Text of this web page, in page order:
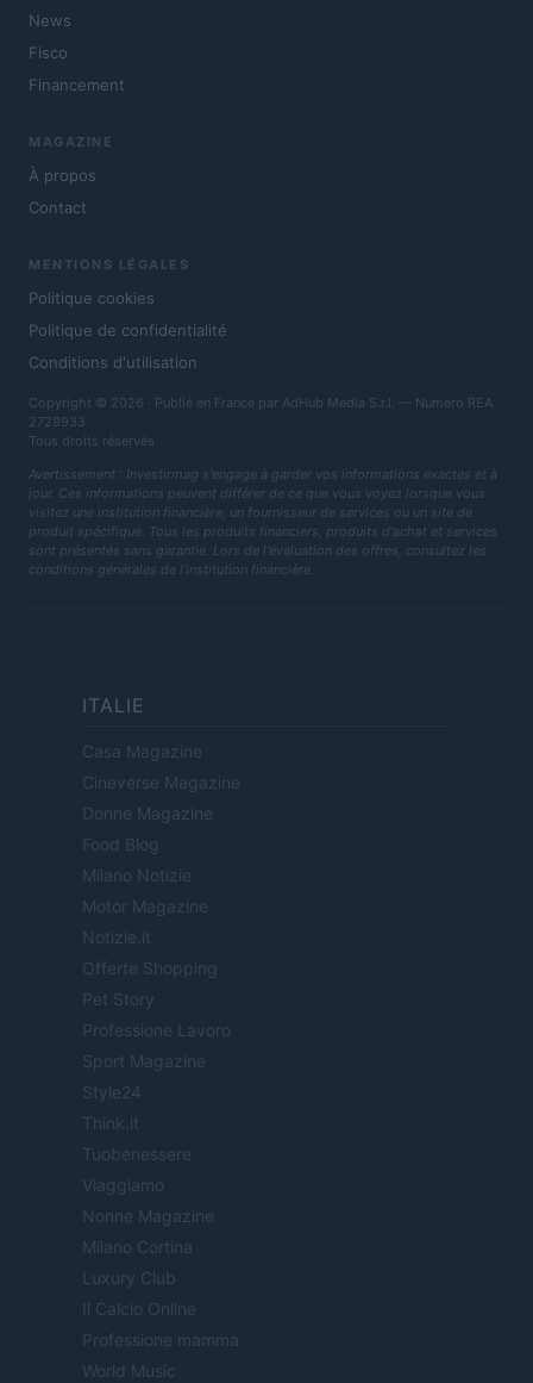
News
Fisco
Financement
MAGAZINE
À propos
Contact
MENTIONS LÉGALES
Politique cookies
Politique de confidentialité
Conditions d'utilisation
Copyright © 2026 · Publié en France par AdHub Media S.r.l. — Numero REA
2729933
Tous droits réservés
Avertissement : Investirmag s'engage à garder vos informations exactes et à
jour. Ces informations peuvent différer de ce que vous voyez lorsque vous
visitez une institution financière, un fournisseur de services ou un site de
produit spécifique. Tous les produits financiers, produits d'achat et services
sont présentés sans garantie. Lors de l'évaluation des offres, consultez les
conditions générales de l'institution financière.
ITALIE
Casa Magazine
Cineverse Magazine
Donne Magazine
Food Blog
Milano Notizie
Motor Magazine
Notizie.it
Offerte Shopping
Pet Story
Professione Lavoro
Sport Magazine
Style24
Think.it
Tuobenessere
Viaggiamo
Nonne Magazine
Milano Cortina
Luxury Club
Il Calcio Online
Professione mamma
World Music